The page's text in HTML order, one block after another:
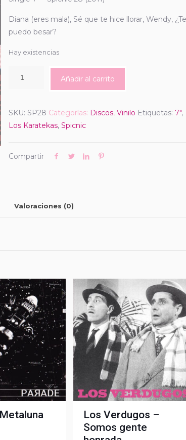
Diana (eres mala), Sé que te hice llorar, Wendy, ¿Te
puedo besar?
Hay existencias
Añadir al carrito
SKU: SP28 Categorías: Discos, Vinilo Etiquetas: 7",
Los Karatekas, Spicnic
Compartir
Valoraciones (0)
Los Verdugos –
Somos gente